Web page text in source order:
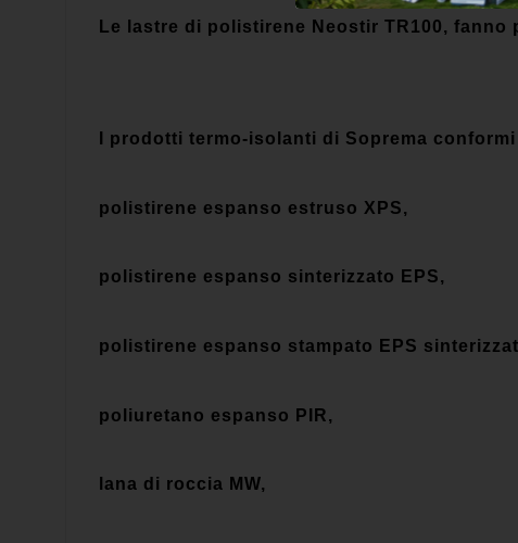
Le lastre di polistirene Neostir TR100, fanno
I prodotti termo-isolanti di Soprema
polistirene espanso estruso XPS,
polistirene espanso sinterizzato EPS,
polistirene espanso stampato EPS
poliuretano espanso PIR,
lana di roccia MW,